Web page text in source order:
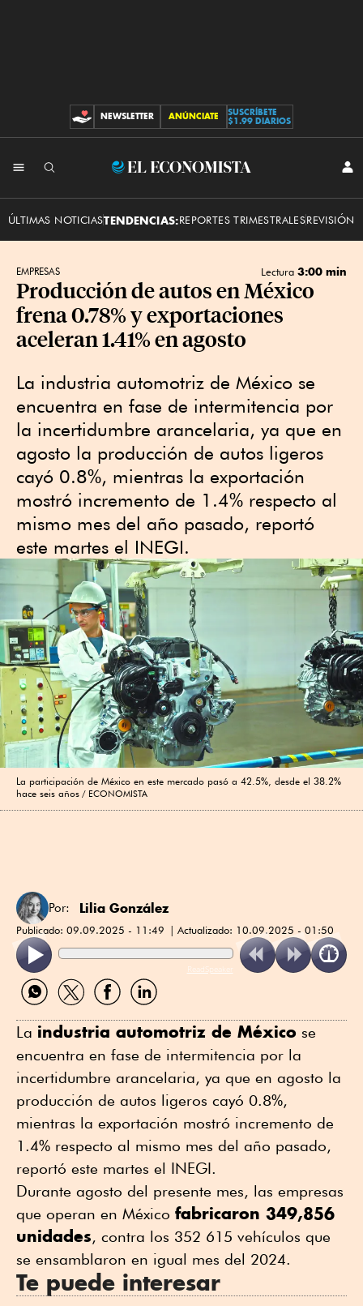
CONTRIBUCIONES
NEWSLETTER ANÚNCIATE
SUSCRÍBETE
$1.99 DIARIOS
El
ÚLTIMAS NOTICIASTENDENCIAS:REPORTES TRIMESTRALESREVISIÓN
EMPRESAS Lectura 3:00 min
Producción de autos en México
frena 0.78% y exportaciones
aceleran 1.41% en agosto
La industria automotriz de México se
encuentra en fase de intermitencia por
la incertidumbre arancelaria, ya que en
agosto la producción de autos ligeros
cayó 0.8%, mientras la exportación
mostró incremento de 1.4% respecto al
mismo mes del año pasado, reportó
este martes el INEGI.
La participación de México en este mercado pasó a 42.5%, desde el 38.2%
hace seis años
ECONOMISTA
Por: Lilia González
Publicado: 09.09.2025 - 11:49 Actualizado: 10.09.2025 - 01:50
ReadSpeaker
Compartir
por
Compartir
por
Compartir
por
Compartir
por
La industria automotriz de México se
encuentra en fase de intermitencia por la
incertidumbre arancelaria, ya que en agosto la
producción de autos ligeros cayó 0.8%,
mientras la exportación mostró incremento de
1.4% respecto al mismo mes del año pasado,
reportó este martes el INEGI.
Durante agosto del presente mes, las empresas
que operan en México fabricaron 349,856
unidades, contra los 352 615 vehículos que
se ensamblaron en igual mes del 2024.
Te puede interesar